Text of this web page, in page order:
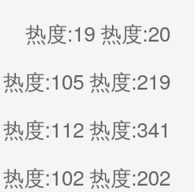
热度:19热度:20
热度:105热度:219
热度:112热度:341
热度:102热度:202